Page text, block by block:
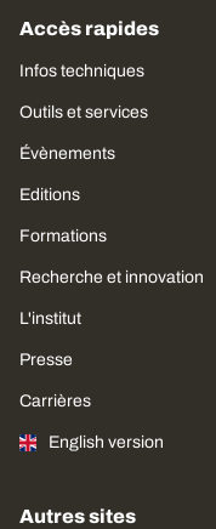
Accès rapides
Infos techniques
Outils et services
Évènements
Editions
Formations
Recherche et innovation
L'institut
Presse
Carrières
English version
Autres sites